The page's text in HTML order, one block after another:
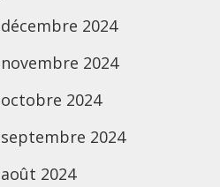
décembre 2024
novembre 2024
octobre 2024
septembre 2024
août 2024